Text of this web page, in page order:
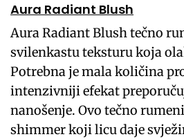
Aura Radiant Blush
Aura Radiant Blush tečno
svilenkastu teksturu koja
Potrebna je mala količina
intenzivniji efekat
nanošenje. Ovo tečno
shimmer koji licu daje